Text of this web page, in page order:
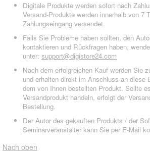
Digitale Produkte werden sofort nach
Versand-Produkte werden innerhalb von 7
Zahlungseingang versendet.
Falls Sie Probleme haben sollten, den
kontaktieren und Rückfragen haben,
unter: support@digistore24.com
Nach dem erfolgreichen Kauf werden Sie
und erhalten direkt im Anschluss an diese
dem von Ihnen bestellten Produkt. Sollte
Versandprodukt handeln, erfolgt der
Bestellung.
Der Autor des gekauften Produkts / der
Seminarveranstalter kann Sie per E-Mail
Nach oben